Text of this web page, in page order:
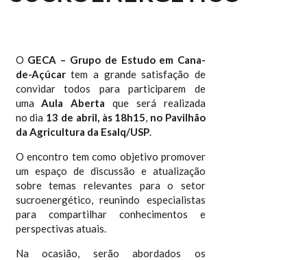
O GECA – Grupo de Estudo em Cana-
de-Açúcartem a grande satisfação de
convidar todos para participarem de
umaAula Aberta que será realizada
no dia 13 de abril, às 18h15, no Pavilhão
da Agricultura da Esalq/USP.
O encontro tem como objetivo promover
um espaço de discussão e atualização
sobre temas relevantes para o setor
sucroenergético, reunindo especialistas
para compartilhar conhecimentos e
perspectivas atuais.
Na ocasião, serão abordados os